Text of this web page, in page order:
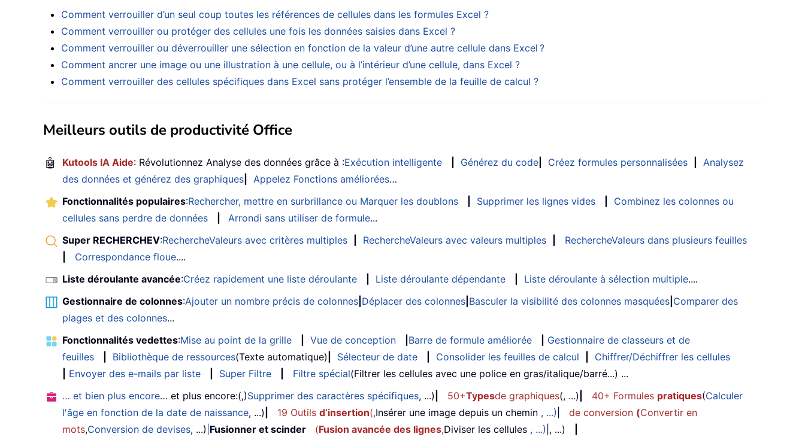
Comment verrouiller d’un seul coup toutes les références de cellules dans les formules Excel ?
Comment verrouiller ou protéger des cellules une fois les données saisies dans Excel ?
Comment verrouiller ou déverrouiller une sélection en fonction de la valeur d’une autre cellule dans Excel ?
Comment ancrer une image ou une illustration à une cellule, ou à l’intérieur d’une cellule, dans Excel ?
Comment verrouiller des cellules spécifiques dans Excel sans protéger l’ensemble de la feuille de calcul ?
Meilleurs outils de productivité Office
🤖 Kutools IA Aide: Révolutionnez Analyse des données grâce à :Exécution intelligente Générez du code Créez formules personnalisées
Analysez
des données et générez des graphiques
Appelez Fonctions améliorées…
Fonctionnalités populaires:Rechercher, mettre en surbrillance ou Marquer les doublons Supprimer les lignes vides
Combinez les colonnes ou
cellules sans perdre de données
Arrondi sans utiliser de formule...
Super RECHERCHEV:RechercheValeurs avec critères multiples RechercheValeurs avec valeurs multiples
RechercheValeurs dans plusieurs feuilles
Correspondance floue....
Liste déroulante avancée:Créez rapidement une liste déroulante Liste déroulante dépendante Liste déroulante à sélection multiple....
Gestionnaire de colonnes:Ajouter un nombre précis de colonnes Déplacer des colonnes Basculer la visibilité des colonnes masquées Comparer des
plages et des colonnes...
Fonctionnalités vedettes:Mise au point de la grille Vue de conception Barre de formule améliorée
Gestionnaire de classeurs et de
feuilles
Bibliothèque de ressources(Texte automatique) Sélecteur de date Consolider les feuilles de calcul
Chiffrer/Déchiffrer les cellules
Envoyer des e-mails par liste Super Filtre Filtre spécial(Filtrer les cellules avec une police en gras/italique/barré...) ...
… et bien plus encore… et plus encore:(,)Supprimer des caractères spécifiques, ...) 50+Typesde graphiques(, ...) 40+ Formules pratiques(Calculer
l'âge en fonction de la date de naissance, ...) 19 Outils d’insertion(,Insérer une image depuis un chemin , ...) de conversion (Convertir en
mots,Conversion de devises, ...) Fusionner et scinder (Fusion avancée des lignes,Diviser les cellules , ...) |, ...)